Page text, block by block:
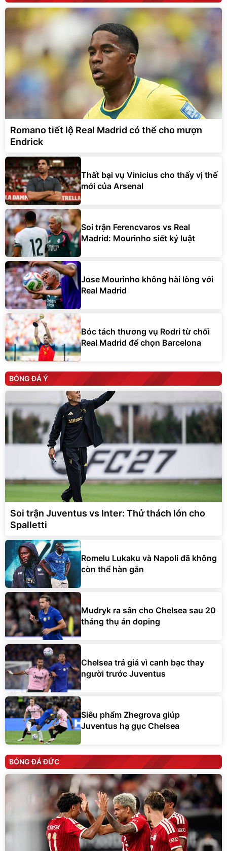
Romano tiết lộ Real Madrid có thể cho mượn
Endrick
Thất bại vụ Vinicius cho thấy vị thế
mới của Arsenal
Soi trận Ferencvaros vs Real
Madrid: Mourinho siết kỷ luật
Jose Mourinho không hài lòng với
Real Madrid
Bóc tách thương vụ Rodri từ chối
Real Madrid để chọn Barcelona
BÓNG ĐÁ Ý
Soi trận Juventus vs Inter: Thử thách lớn cho
Spalletti
Romelu Lukaku và Napoli đã không
còn thể hàn gắn
Mudryk ra sân cho Chelsea sau 20
tháng thụ án doping
Chelsea trả giá vì canh bạc thay
người trước Juventus
Siêu phẩm Zhegrova giúp
Juventus hạ gục Chelsea
BÓNG ĐÁ ĐỨC